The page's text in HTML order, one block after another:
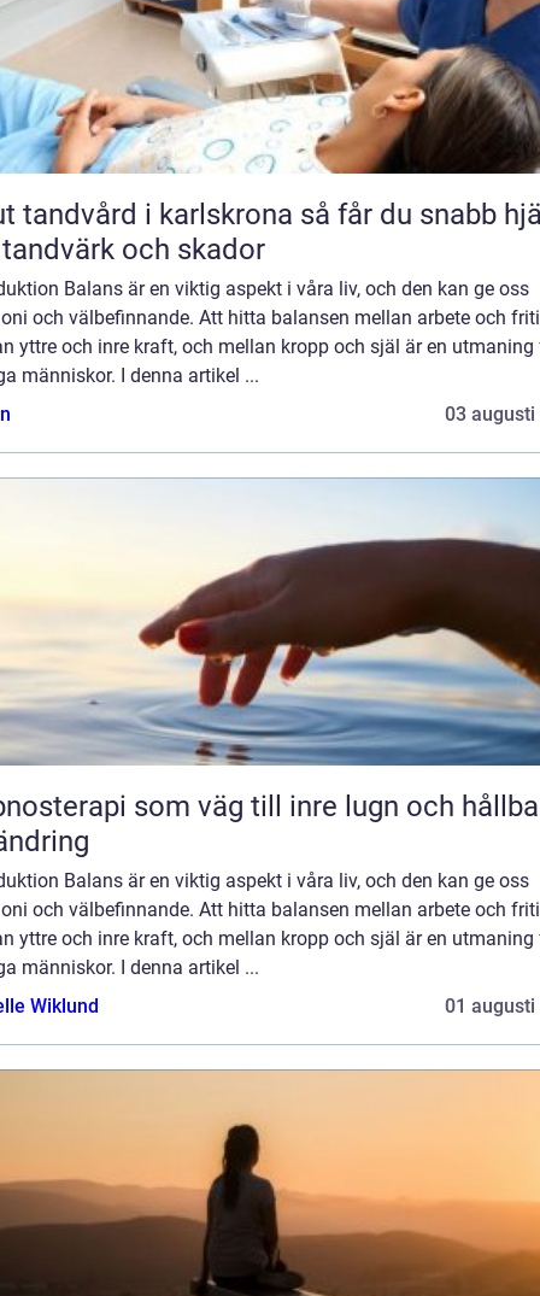
i karlskrona så får du snabb hjälp
och skador
Balans är en viktig aspekt i våra liv, och den kan ge oss
och välbefinnande. Att hitta balansen mellan arbete och
yttre och inre kraft, och mellan kropp och själ är en utmaning
människor. I denna artikel ...
03 augusti
som väg till inre lugn och
Balans är en viktig aspekt i våra liv, och den kan ge oss
och välbefinnande. Att hitta balansen mellan arbete och
yttre och inre kraft, och mellan kropp och själ är en utmaning
människor. I denna artikel ...
Wiklund
01 augusti